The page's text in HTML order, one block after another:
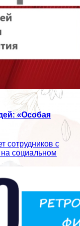
«Особая
сотрудников с
социальном